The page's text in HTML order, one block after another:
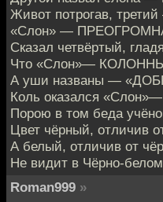
Живот потрогав,
«Слон» —
Сказал четвёртый,
Что «Слон»—
А уши названы —
Коль оказался
Порою в том беда
Цвет чёрный, отличив
А белый, отличив от
Не видит в Чёрно-
Roman999 »